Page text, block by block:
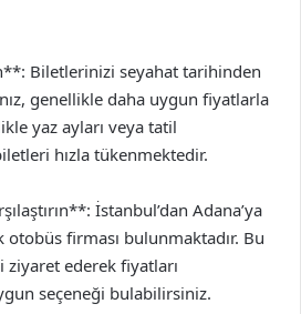
Biletlerinizi seyahat tarihinden
genellikle daha uygun fiyatlarla
yaz ayları veya tatil
hızla tükenmektedir.
İstanbul’dan Adana’ya
firması bulunmaktadır. Bu
ederek fiyatları
seçeneği bulabilirsiniz.